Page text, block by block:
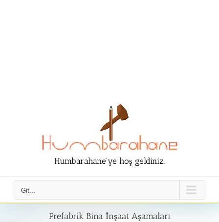
Humbarahane'ye hoş geldiniz.
Git...
Prefabrik Bina İnşaat Aşamaları